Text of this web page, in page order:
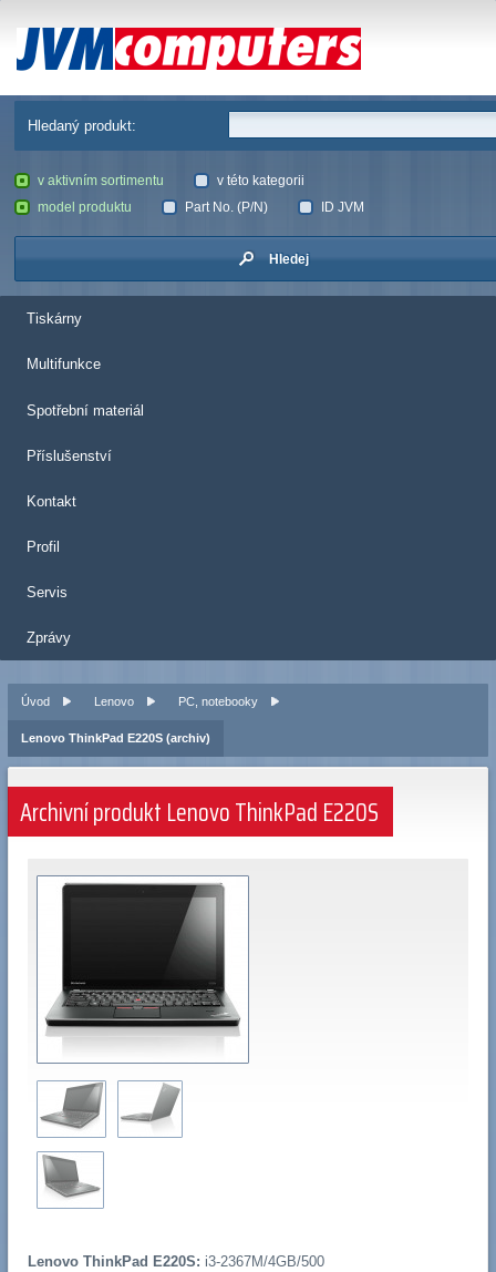
JVM Computers
Hledaný produkt:
v aktivním sortimentu
v této kategorii
model produktu
Part No. (P/N) ID JVM
Hledej
Tiskárny
Multifunkce
Spotřební materiál
Příslušenství
Kontakt
Profil
Servis
Zprávy
Úvod Lenovo PC, notebooky
Lenovo ThinkPad E220S (archiv)
Archivní produkt Lenovo ThinkPad E220S
Lenovo ThinkPad E220S: i3-2367M/4GB/500